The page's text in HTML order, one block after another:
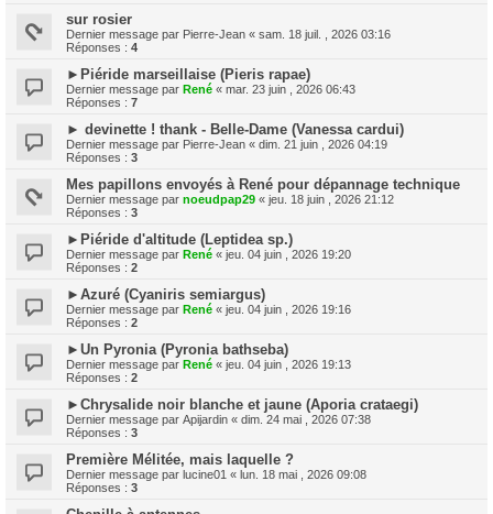
sur rosier
Dernier message par Pierre-Jean « sam. 18 juil. , 2026 03:16
Réponses : 4
►Piéride marseillaise (Pieris rapae)
Dernier message par René « mar. 23 juin , 2026 06:43
Réponses : 7
► devinette ! thank - Belle-Dame (Vanessa cardui)
Dernier message par Pierre-Jean « dim. 21 juin , 2026 04:19
Réponses : 3
Mes papillons envoyés à René pour dépannage technique
Dernier message par noeudpap29 « jeu. 18 juin , 2026 21:12
Réponses : 3
►Piéride d'altitude (Leptidea sp.)
Dernier message par René « jeu. 04 juin , 2026 19:20
Réponses : 2
►Azuré (Cyaniris semiargus)
Dernier message par René « jeu. 04 juin , 2026 19:16
Réponses : 2
►Un Pyronia (Pyronia bathseba)
Dernier message par René « jeu. 04 juin , 2026 19:13
Réponses : 2
►Chrysalide noir blanche et jaune (Aporia crataegi)
Dernier message par Apijardin « dim. 24 mai , 2026 07:38
Réponses : 3
Première Mélitée, mais laquelle ?
Dernier message par lucine01 « lun. 18 mai , 2026 09:08
Réponses : 3